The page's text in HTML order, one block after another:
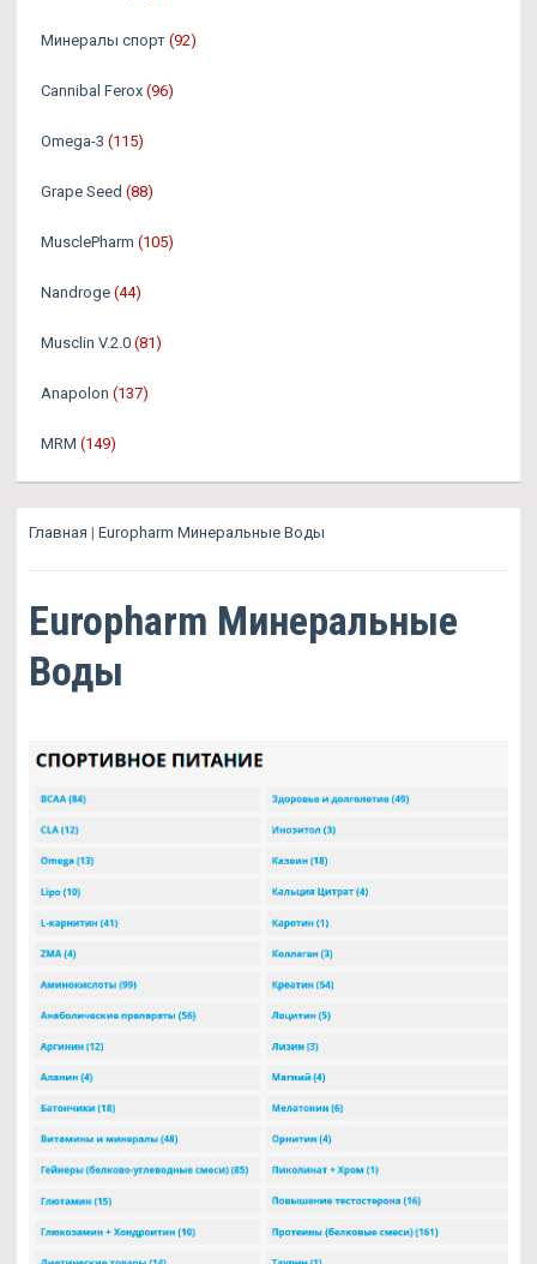
Минералы спорт (92)
Cannibal Ferox (96)
Omega-3 (115)
Grape Seed (88)
MusclePharm (105)
Nandroge (44)
Musclin V.2.0 (81)
Anapolon (137)
MRM (149)
Главная | Europharm Минеральные Воды
Europharm Минеральные
Воды